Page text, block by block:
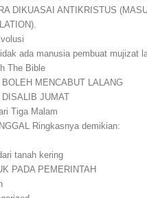
DIKUASAI ANTIKRISTUS
ada manusia pembuat mujizat
The Bible
MENCABUT LALANG
JUMAT
Tiga Malam
Ringkasnya demikian:
tanah kering
PADA PEMERINTAH